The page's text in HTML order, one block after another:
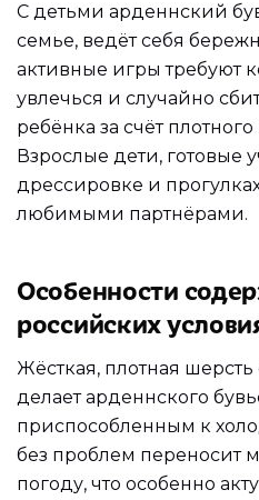
С детьми арденнский
семье, ведёт себя
активные игры требуют
увлечься и случайно
ребёнка за счёт
Взрослые дети, готовые
дрессировке и
любимыми партнёрами.
Особенности
российских
Жёсткая, плотная
делает арденнского
приспособленным к
без проблем переносит
погоду, что особенно